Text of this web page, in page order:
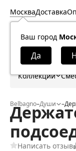
Москва
Ваш город
Доставка
Коллекции
Belbagno–Души –
Написать отзыв